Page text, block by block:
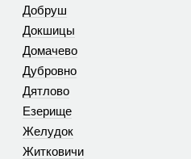
Добруш
Докшицы
Домачево
Дубровно
Дятлово
Езерище
Желудок
Житковичи